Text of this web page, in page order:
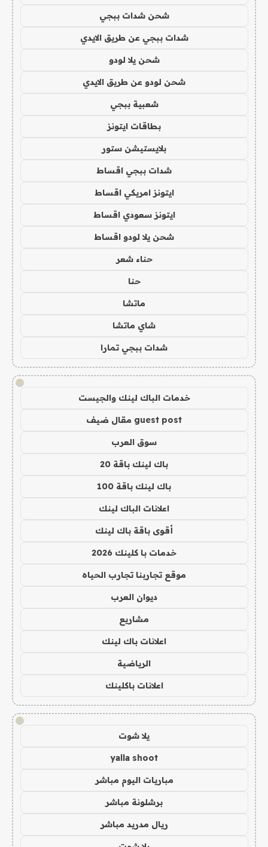
شحن شدات ببجي
شدات ببجي عن طريق الايدي
شحن يلا لودو
شحن لودو عن طريق الايدي
شعبية ببجي
بطاقات ايتونز
بلايستيشن ستور
شدات ببجي اقساط
ايتونز امريكي اقساط
ايتونز سعودي اقساط
شحن يلا لودو اقساط
حناء شعر
حنا
ماتشا
شاي ماتشا
شدات ببجي تمارا
!
خدمات الباك لينك والجيست
guest post مقال ضيف
سوق العرب
باك لينك باقة 20
باك لينك باقة 100
اعلانات الباك لينك
أقوى باقة باك لينك
خدمات با كلينك 2026
موقع تجاربنا تجارب الحياه
ديوان العرب
مشاريع
اعلانات باك لينك
الرياضية
اعلانات باكلينك
!
يلا شوت
yalla shoot
مباريات اليوم مباشر
برشلونة مباشر
ريال مدريد مباشر